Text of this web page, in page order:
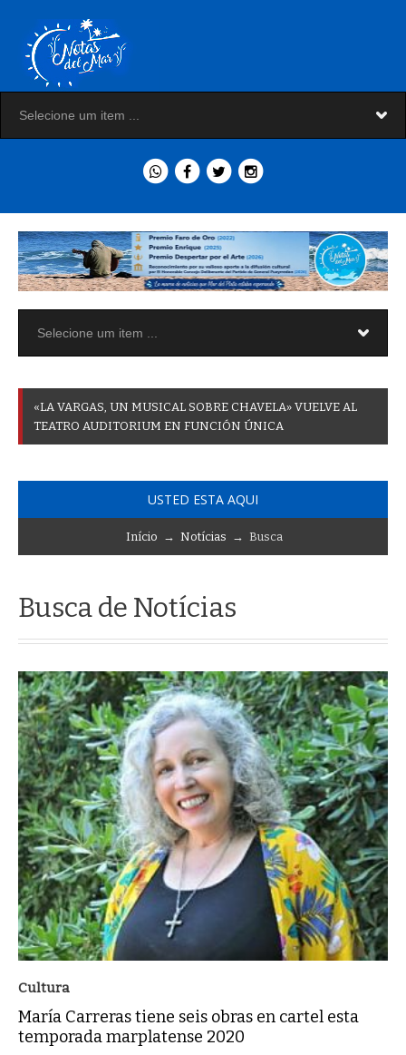
«LA VARGAS UN MUSICAL SOBRE CHAVELA» VUELVE AL
TEATRO AUDITORIUM EN FUNCIÓN ÚNICA
USTED ESTA AQUI
Início → Notícias → Busca
Busca de Notícias
Cultura
María Carreras tiene seis obras en cartel esta
temporada marplatense 2020